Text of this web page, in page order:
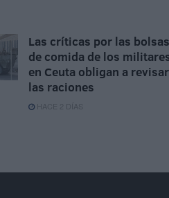
Las críticas por las bolsas
de comida de los
en Ceuta obligan a revisar
las raciones
HACE 2 DÍAS